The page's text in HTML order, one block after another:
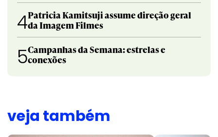
4Patricia Kamitsuji assume direção geral
da Imagem Filmes
5Campanhas da Semana: estrelas e
conexões
veja também